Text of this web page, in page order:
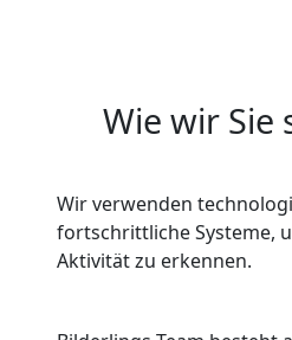
Wie wir Sie
Wir verwenden
fortschrittliche Systeme,
Aktivität zu erkennen.